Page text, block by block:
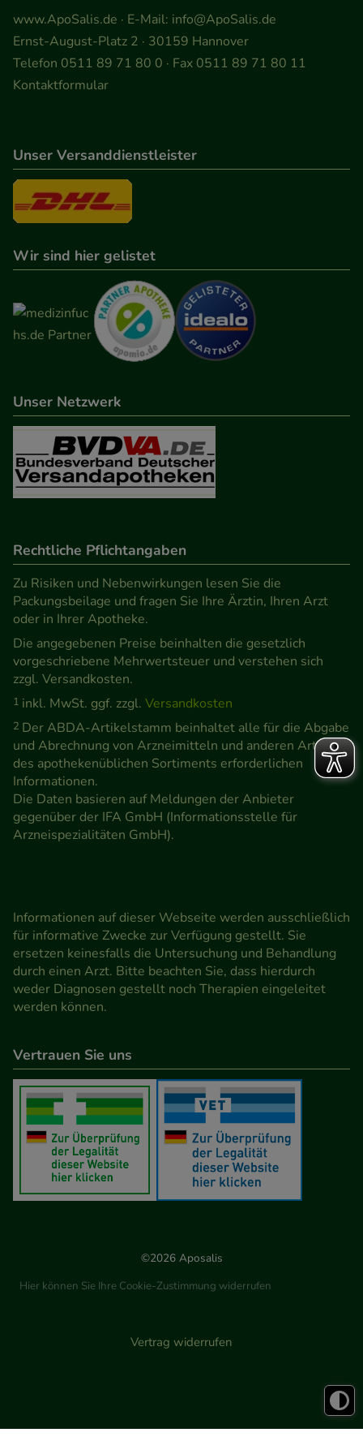
Medien übertragen werden.
www.ApoSalis.de · E-Mail: info@ApoSalis.de
Ernst-August-Platz 2 · 30159 Hannover
Telefon 0511 89 71 80 0 · Fax 0511 89 71 80 11
Kontaktformular
Unser Versanddienstleister
Wir sind hier gelistet
Unser Netzwerk
Rechtliche Pflichtangaben
Zu Risiken und Nebenwirkungen lesen Sie die
Packungsbeilage und fragen Sie Ihre Ärztin, Ihren Arzt
oder in Ihrer Apotheke.
Die angegebenen Preise beinhalten die gesetzlich
vorgeschriebene Mehrwertsteuer und verstehen sich
zzgl. Versandkosten.
1 inkl. MwSt. ggf. zzgl. Versandkosten
2 Der ABDA-Artikelstamm beinhaltet alle für die Abgabe
und Abrechnung von Arzneimitteln und anderen Artikeln
des apothekenüblichen Sortiments erforderlichen
Informationen.
Die Daten basieren auf Meldungen der Anbieter
gegenüber der IFA GmbH (Informationsstelle für
Arzneispezialitäten GmbH).
Informationen auf dieser Webseite werden ausschließlich
für informative Zwecke zur Verfügung gestellt. Sie
ersetzen keinesfalls die Untersuchung und Behandlung
durch einen Arzt. Bitte beachten Sie, dass hierdurch
weder Diagnosen gestellt noch Therapien eingeleitet
werden können.
Vertrauen Sie uns
©2026 Aposalis
Hier können Sie Ihre Cookie-Zustimmung widerrufen
Vertrag widerrufen